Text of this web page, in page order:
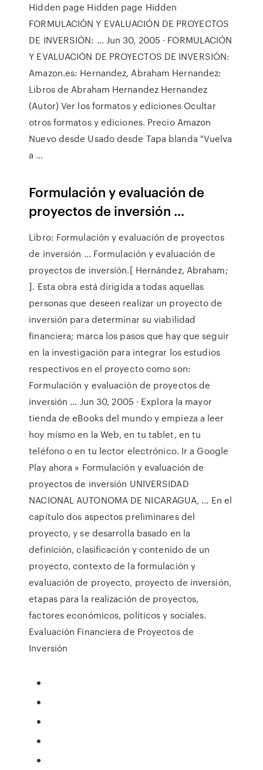
Hidden page Hidden page Hidden
FORMULACIÓN Y EVALUACIÓN DE PROYECTOS
DE INVERSIÓN: … Jun 30, 2005 · FORMULACIÓN
Y EVALUACIÓN DE PROYECTOS DE INVERSIÓN:
Amazon.es: Hernandez, Abraham Hernandez:
Libros de Abraham Hernandez Hernandez
(Autor) Ver los formatos y ediciones Ocultar
otros formatos y ediciones. Precio Amazon
Nuevo desde Usado desde Tapa blanda "Vuelva
a …
Formulación y evaluación de
proyectos de inversión ...
Libro: Formulación y evaluación de proyectos
de inversión ... Formulación y evaluación de
proyectos de inversión.[ Hernández, Abraham;
]. Esta obra está dirigida a todas aquellas
personas que deseen realizar un proyecto de
inversión para determinar su viabilidad
financiera; marca los pasos que hay que seguir
en la investigación para integrar los estudios
respectivos en el proyecto como son:
Formulación y evaluación de proyectos de
inversión ... Jun 30, 2005 · Explora la mayor
tienda de eBooks del mundo y empieza a leer
hoy mismo en la Web, en tu tablet, en tu
teléfono o en tu lector electrónico. Ir a Google
Play ahora » Formulación y evaluación de
proyectos de inversión UNIVERSIDAD
NACIONAL AUTONOMA DE NICARAGUA, … En el
capítulo dos aspectos preliminares del
proyecto, y se desarrolla basado en la
definición, clasificación y contenido de un
proyecto, contexto de la formulación y
evaluación de proyecto, proyecto de inversión,
etapas para la realización de proyectos,
factores económicos, políticos y sociales.
Evaluación Financiera de Proyectos de
Inversión